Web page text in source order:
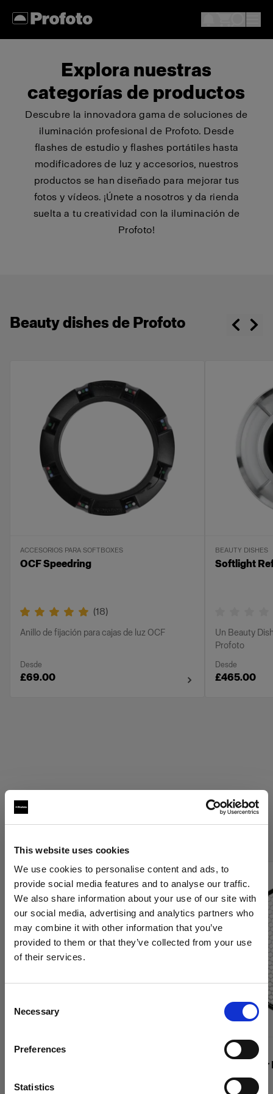
This website uses cookies
We use cookies to personalise content and ads, to
provide social media features and to analyse our traffic.
We also share information about your use of our site with
our social media, advertising and analytics partners who
may combine it with other information that you’ve
provided to them or that they’ve collected from your use
of their services.
Selection
Necessary
Preferences
Statistics
¿Quieres actualizar tu ubicación?
United Kingdom
Explora nuestras
categorías de productos
Descubre la innovadora gama de soluciones de
iluminación profesional de Profoto. Desde
flashes de estudio y flashes portátiles hasta
modificadores de luz y accesorios, nuestros
productos se han diseñado para mejorar tus
fotos y vídeos. ¡Únete a nosotros y da rienda
suelta a tu creatividad con la iluminación de
Profoto!
Beauty dishes de Profoto
ACCESORIOS PARA SOFTBOXES
OCF Speedring
(18)
Anillo de fijación para cajas de luz OCF
Desde
£69.00
BEAUTY DISHES
Softlight
Un Beauty
Profoto
Desde
£465.00
Grids de Profoto
GRIDS GRIDS
Grid &